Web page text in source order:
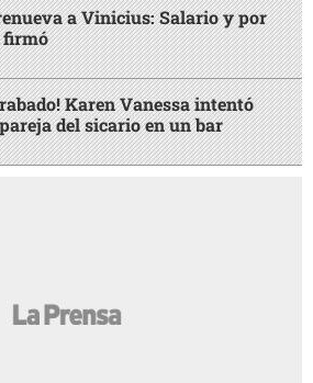
a Vinicius: Salario y por
firmó
Karen Vanessa intentó
del sicario en un bar